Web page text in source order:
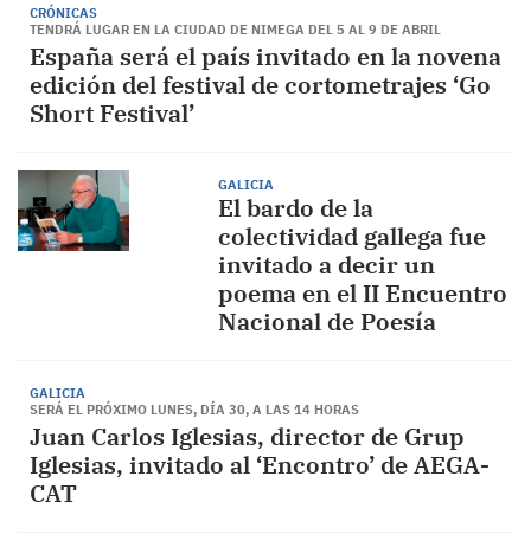
CRÓNICAS
TENDRÁ LUGAR EN LA CIUDAD DE NIMEGA DEL 5 AL 9 DE ABRIL
España será el país invitado en la novena
edición del festival de cortometrajes ‘Go
Short Festival’
GALICIA
El bardo de la
colectividad gallega fue
invitado a decir un
poema en el II Encuentro
Nacional de Poesía
GALICIA
SERÁ EL PRÓXIMO LUNES, DÍA 30, A LAS 14 HORAS
Juan Carlos Iglesias, director de Grup
Iglesias, invitado al ‘Encontro’ de AEGA-
CAT